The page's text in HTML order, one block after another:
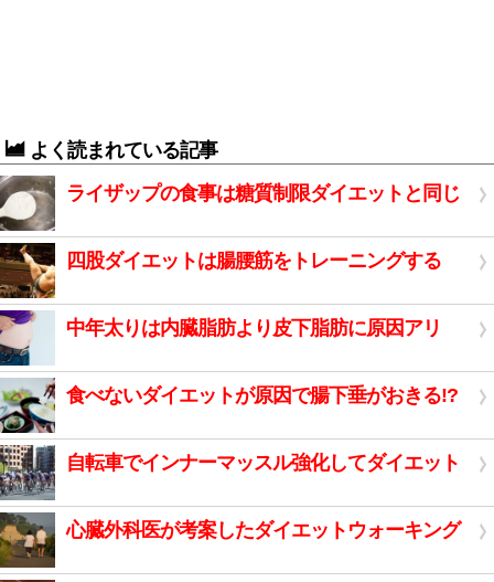
よく読まれている記事
ライザップの食事は糖質制限ダイエットと同じ
四股ダイエットは腸腰筋をトレーニングする
中年太りは内臓脂肪より皮下脂肪に原因アリ
食べないダイエットが原因で腸下垂がおきる!?
自転車でインナーマッスル強化してダイエット
心臓外科医が考案したダイエットウォーキング